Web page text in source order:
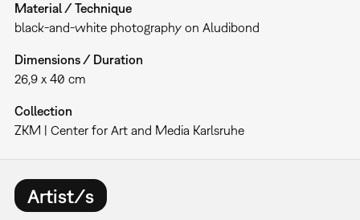
Material / Technique
black-and-white photography on Aludibond
Dimensions / Duration
26,9 x 40 cm
Collection
ZKM | Center for Art and Media Karlsruhe
Artist/s